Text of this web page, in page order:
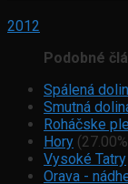
2012
Podobné
Spálená
Smutná
Roháčske
Hory
Vysoké Tatry
Orava -